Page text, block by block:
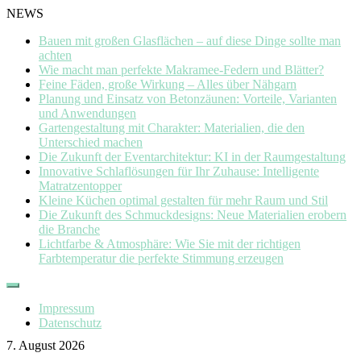
NEWS
Bauen mit großen Glasflächen – auf diese Dinge sollte man
achten
Wie macht man perfekte Makramee-Federn und Blätter?
Feine Fäden, große Wirkung – Alles über Nähgarn
Planung und Einsatz von Betonzäunen: Vorteile, Varianten
und Anwendungen
Gartengestaltung mit Charakter: Materialien, die den
Unterschied machen
Die Zukunft der Eventarchitektur: KI in der Raumgestaltung
Innovative Schlaflösungen für Ihr Zuhause: Intelligente
Matratzentopper
Kleine Küchen optimal gestalten für mehr Raum und Stil
Die Zukunft des Schmuckdesigns: Neue Materialien erobern
die Branche
Lichtfarbe & Atmosphäre: Wie Sie mit der richtigen
Farbtemperatur die perfekte Stimmung erzeugen
Skip
contentImpressum
Datenschutz
7. August 2026